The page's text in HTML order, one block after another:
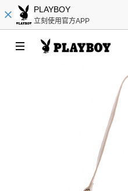
PLAYBOY
立刻使用官方APP